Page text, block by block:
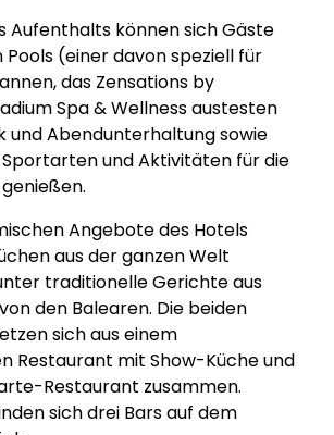
Aufenthalts können sich Gäste
Pools (einer davon speziell für
das Zensations by
Spa & Wellness austesten
und Abendunterhaltung sowie
und Aktivitäten für die
Angebote des Hotels
aus der ganzen Welt
traditionelle Gerichte aus
den Balearen. Die beiden
sich aus einem
Restaurant mit Show-Küche und
Restaurant zusammen.
sich drei Bars auf dem